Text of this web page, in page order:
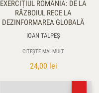
EXERCIȚIUL ROMÂNIA: DE LA
RĂZBOIUL RECE LA
DEZINFORMAREA GLOBALĂ
IOAN TALPEŞ
CITEȘTE MAI MULT
24,00 lei